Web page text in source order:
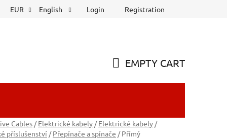
EUR English Login Registration
EMPTY CART
Cables / Elektrické kabely / Elektrické kabely /
příslušenství / Přepínače a spínače / Přímý